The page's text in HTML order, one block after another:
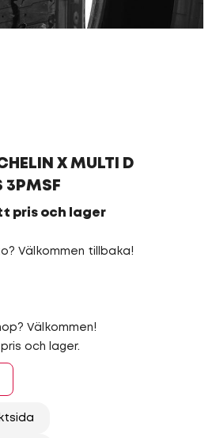
X MULTI D
3PMSF
pris och lager
Välkommen tillbaka!
Välkommen!
och lager.